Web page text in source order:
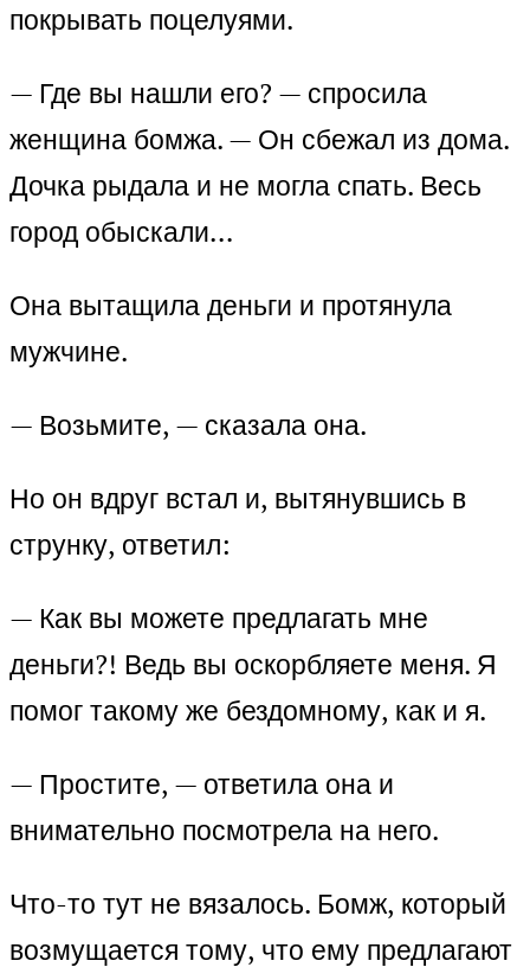
покрывать поцелуями.
— Где вы нашли его? — спросила
женщина бомжа. — Он сбежал из дома.
Дочка рыдала и не могла спать. Весь
город обыскали…
Она вытащила деньги и протянула
мужчине.
— Возьмите, — сказала она.
Но он вдруг встал и, вытянувшись в
струнку, ответил:
— Как вы можете предлагать мне
деньги?! Ведь вы оскорбляете меня. Я
помог такому же бездомному, как и я.
— Простите, — ответила она и
внимательно посмотрела на него.
Что-то тут не вязалось. Бомж, который
возмущается тому, что ему предлагают